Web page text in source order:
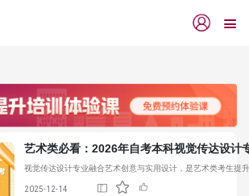
艺术类必看：2026年自考本科视觉传达设计
视觉传达设计专业融合艺术创意与实用设计，是艺术类考生提
2025-12-14